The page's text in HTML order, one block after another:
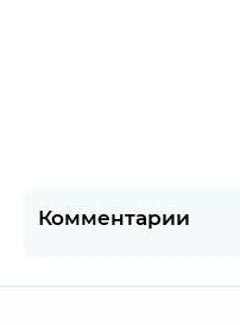
Комментарии